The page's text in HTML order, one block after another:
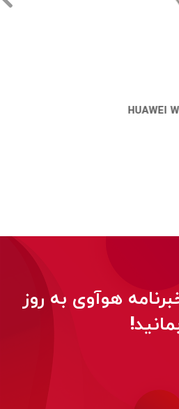
ساعت هوشمند HUAWEI WATCH GT 6
هوآوی به روز